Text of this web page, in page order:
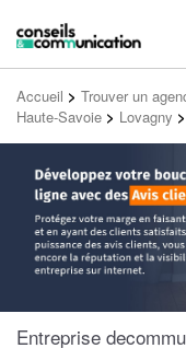
Accueil > Trouver un
Haute-Savoie > Lovagny >
Entreprise